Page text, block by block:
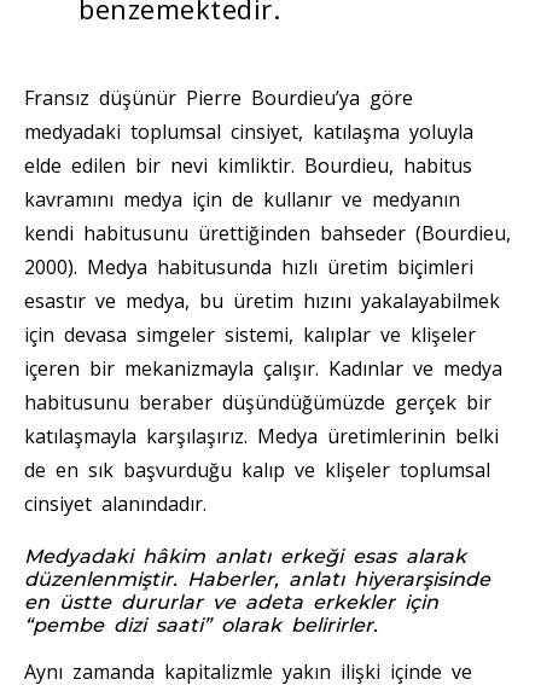
benzemektedir.
Fransız düşünür Pierre Bourdieu’ya göre
medyadaki toplumsal cinsiyet, katılaşma yoluyla
elde edilen bir nevi kimliktir. Bourdieu, habitus
kavramını medya için de kullanır ve medyanın
kendi habitusunu ürettiğinden bahseder (Bourdieu,
2000). Medya habitusunda hızlı üretim biçimleri
esastır ve medya, bu üretim hızını yakalayabilmek
için devasa simgeler sistemi, kalıplar ve klişeler
içeren bir mekanizmayla çalışır. Kadınlar ve medya
habitusunu beraber düşündüğümüzde gerçek bir
katılaşmayla karşılaşırız. Medya üretimlerinin belki
de en sık başvurduğu kalıp ve klişeler toplumsal
cinsiyet alanındadır.
Medyadaki hâkim anlatı erkeği esas alarak
düzenlenmiştir. Haberler, anlatı hiyerarşisinde
en üstte dururlar ve adeta erkekler için
“pembe dizi saati” olarak belirirler.
Aynı zamanda kapitalizmle yakın ilişki içinde ve